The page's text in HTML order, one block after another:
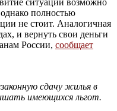
полностью
не стоит. Аналогичная
и вернуть свои деньги
России, сообщает
сдачу жилья в
имеющихся льгот.